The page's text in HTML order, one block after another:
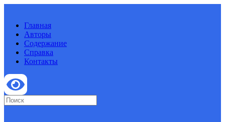
Главная
Авторы
Содержание
Справка
Контакты